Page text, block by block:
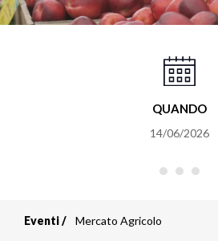
QUANDO
14/06/2026
Eventi Mercato Agricolo